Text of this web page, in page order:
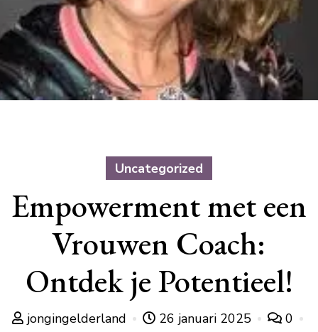
Uncategorized
Empowerment met een
Vrouwen Coach:
Ontdek je Potentieel!
jongingelderland 26 januari 2025
0